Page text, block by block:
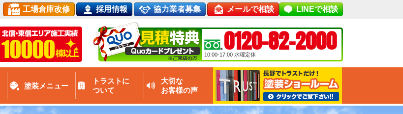
工場倉庫改修 採用情報 協力業者募集 メールで相談 LINEで相談
0120-82-2000
10:00-17:00 水曜定休
塗装メニュー
トラストに
ついて
大切な
お客様の声